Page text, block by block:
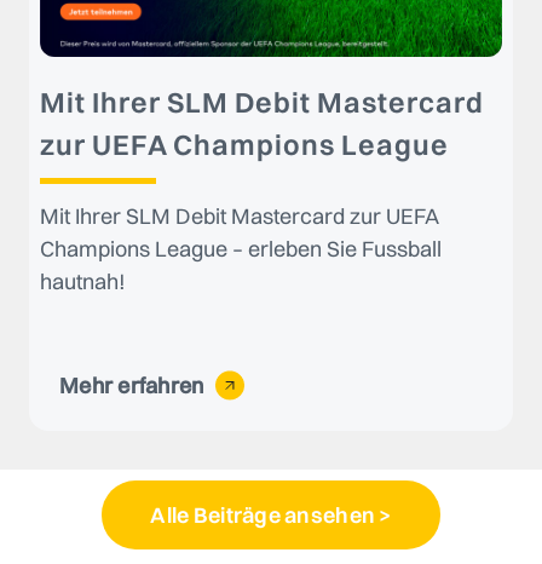
Mit Ihrer SLM Debit Mastercard
zur UEFA Champions League
Mit Ihrer SLM Debit Mastercard zur UEFA
Champions League – erleben Sie Fussball
hautnah!
Mehr erfahren
Alle Beiträge ansehen >